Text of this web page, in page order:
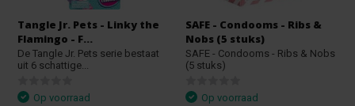
Tangle Jr. Pets - Linky the
Flamingo - F...
De Tangle Jr. Pets serie bestaat
uit 6 schattige...
Op voorraad
SAFE - Condooms - Ribs &
Nobs (5 stuks)
SAFE - Condooms - Ribs & Nobs
(5 stuks)
Op voorraad